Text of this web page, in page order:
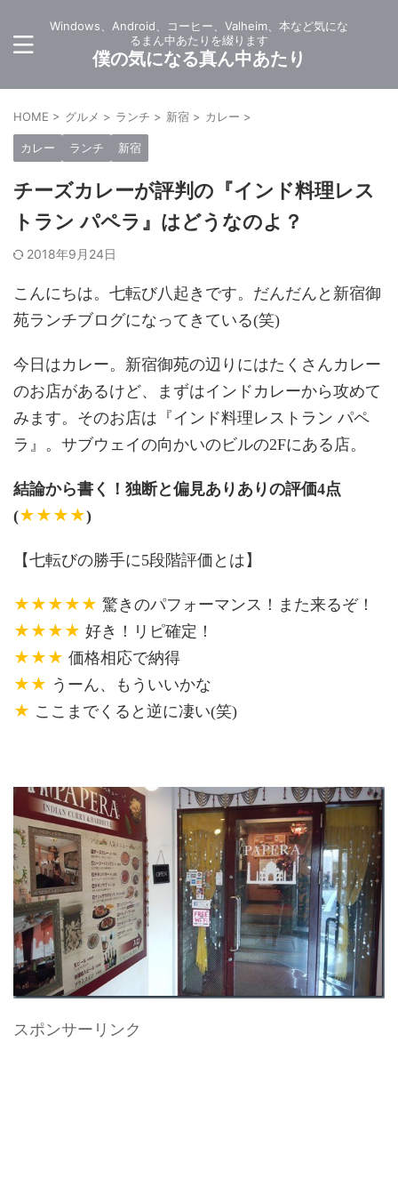
Windows、Android、コーヒー、Valheim、本など気にな
るまん中あたりを綴ります
僕の気になる真ん中あたり
HOME > グルメ > ランチ > 新宿 > カレー >
カレー ランチ 新宿
チーズカレーが評判の『インド料理レス
トラン パペラ』はどうなのよ？
2018年9月24日
こんにちは。七転び八起きです。だんだんと新宿御
苑ランチブログになってきている(笑)
今日はカレー。新宿御苑の辺りにはたくさんカレー
のお店があるけど、まずはインドカレーから攻めて
みます。そのお店は『インド料理レストラン パペ
ラ』。サブウェイの向かいのビルの2Fにある店。
結論から書く！独断と偏見ありありの評価4点
(★★★★)
【七転びの勝手に5段階評価とは】
★★★★★ 驚きのパフォーマンス！また来るぞ！
★★★★ 好き！リピ確定！
★★★ 価格相応で納得
★★ うーん、もういいかな
★ ここまでくると逆に凄い(笑)
スポンサーリンク